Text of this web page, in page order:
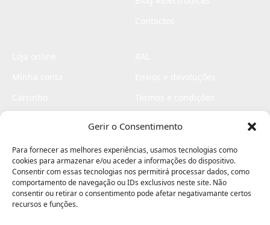
Gerir o Consentimento
Para fornecer as melhores experiências, usamos tecnologias como
cookies para armazenar e/ou aceder a informações do dispositivo.
Consentir com essas tecnologias nos permitirá processar dados, como
comportamento de navegação ou IDs exclusivos neste site. Não
consentir ou retirar o consentimento pode afetar negativamante certos
recursos e funções.
Livro de elogios